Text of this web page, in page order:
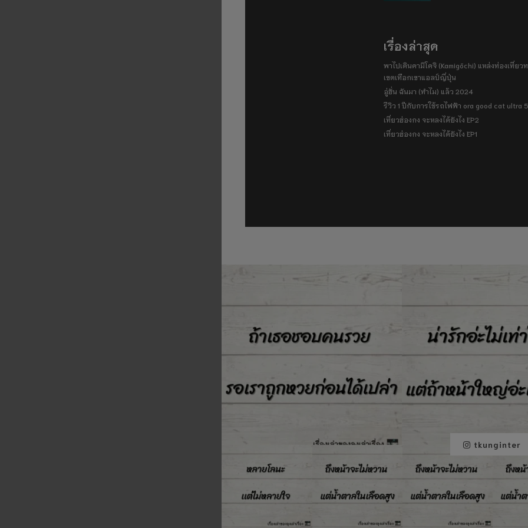
เรื่องล่าสุด
พาไปเดินคามิโคจิ (Kamigōchi) แหล่งท่องเที่ยว
เขตเทือกเขาแอลป์ญี่ปุ่น
อู่ฮั่น ฉันมา (ทำไม) แล้ว 2024
รีวิว 1 ปีกับการใช้รถไฟฟ้า ora good cat ultra
เที่ยวฮ่องกง จะหลงได้ยังไง EP2
เที่ยวฮ่องกง จะหลงได้ยังไง EP1
tkunginter